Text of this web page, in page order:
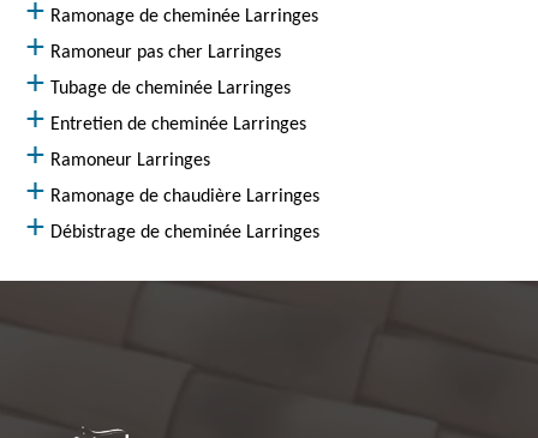
Ramonage de cheminée Larringes
Ramoneur pas cher Larringes
Tubage de cheminée Larringes
Entretien de cheminée Larringes
Ramoneur Larringes
Ramonage de chaudière Larringes
Débistrage de cheminée Larringes